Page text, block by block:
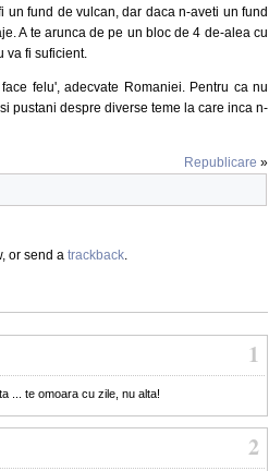
un fund de vulcan, dar daca n-aveti un fund
A te arunca de pe un bloc de 4 de-alea cu
va fi suficient.
felu', adecvate Romaniei. Pentru ca nu
pustani despre diverse teme la care inca n-
Republicare »
or send a trackback
1
... te omoara cu zile, nu alta!
2